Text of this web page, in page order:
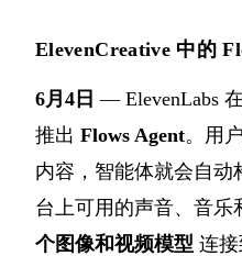
ElevenCreative 中的
6月4日 — ElevenLabs
推出 Flows Agent。用
内容，智能体就会自
台上可用的声音、音乐
个图像和视频模型 连接